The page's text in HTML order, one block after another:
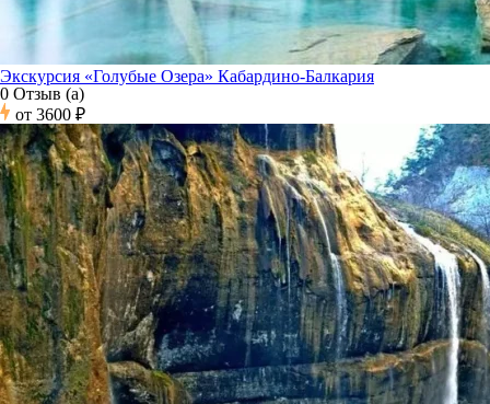
Экскурсия «Голубые Озера» Кабардино-Балкария
0 Отзыв (а)
от 3600 ₽